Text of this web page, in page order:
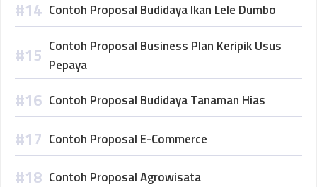
Contoh Proposal Budidaya Ikan Lele Dumbo
Contoh Proposal Business Plan Keripik Usus
Pepaya
Contoh Proposal Budidaya Tanaman Hias
Contoh Proposal E-Commerce
Contoh Proposal Agrowisata